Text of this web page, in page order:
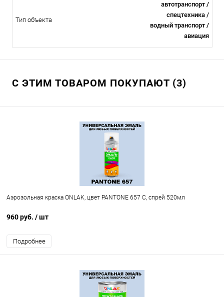
Тип объекта
автотранспорт /
спецтехника /
водный транспорт /
авиация
С ЭТИМ ТОВАРОМ ПОКУПАЮТ (3)
Аэрозольная краска ONLAK, цвет PANTONE 657 C, спрей 520мл
960 руб. / шт
Подробнее